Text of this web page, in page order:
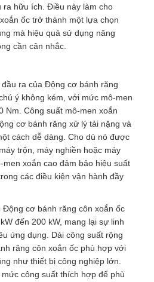
ra hữu ích. Điều này làm cho
ốc trở thành một lựa chọn
mà hiệu quả sử dụng năng
cần cân nhắc.
ra của Động cơ bánh răng
ý không kém, với mức mô-men
Nm. Công suất mô-men xoắn
cơ bánh răng xử lý tải nặng và
cách dễ dàng. Cho dù nó được
trộn, máy nghiền hoặc máy
men xoắn cao đảm bảo hiệu suất
các điều kiện vận hành đầy
cơ bánh răng côn xoắn ốc
đến 200 kW, mang lại sự linh
ứng dụng. Dải công suất rộng
răng côn xoắn ốc phù hợp với
như thiết bị công nghiệp lớn.
công suất thích hợp để phù